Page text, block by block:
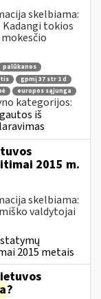
skelbiama:
tokios
palūkanos
gpmį 37 str 1 d
europos sąjunga
kategorijos:
iš
2015 m.
skelbiama:
valdytojai
2015 metais
?